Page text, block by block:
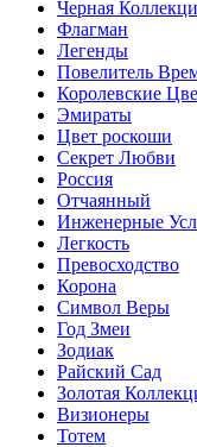
Черная
Флагман
Легенды
Повелитель
Королевские
Эмираты
Цвет роскоши
Секрет Любви
Россия
Отчаянный
Инженерные
Легкость
Превосходство
Корона
Символ Веры
Год Змеи
Зодиак
Райский Сад
Золотая
Визионеры
Тотем